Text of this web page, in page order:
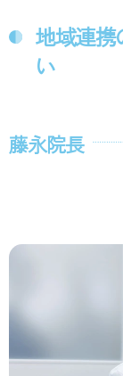
地域連携
い
藤永院長